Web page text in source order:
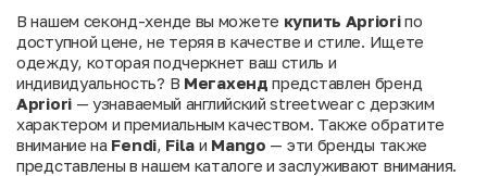
В нашем секонд-хенде вы можете купить Aprioriпо
доступной цене, не теряя в качестве и стиле. Ищете
одежду, которая подчеркнет ваш стиль и
индивидуальность? В Мегахенд представлен бренд
Apriori— узнаваемый английский streetwear с дерзким
характером и премиальным качеством. Также обратите
внимание на Fendi, Fila и Mango — эти бренды также
представлены в нашем каталоге и заслуживают внимания.